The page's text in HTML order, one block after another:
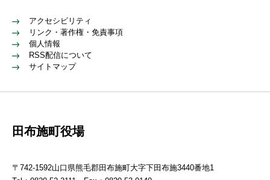
アクセシビリティ
リンク・著作権・免責事項
個人情報
RSS配信について
サイトマップ
田布施町役場
〒742-1592山口県熊毛郡田布施町大字下田布施3440番地1